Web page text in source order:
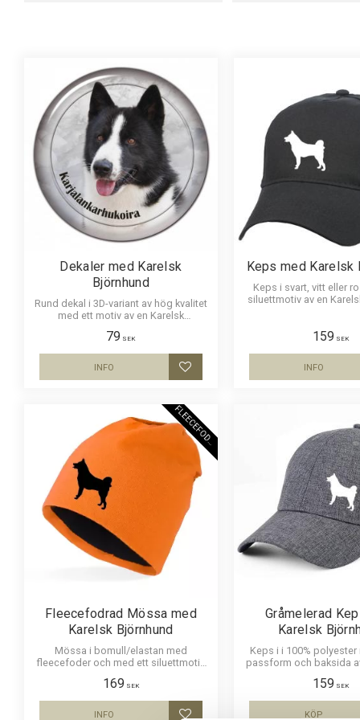
Dekaler med Karelsk
Björnhund
Rund dekal i 3D-variant av hög kvalitet
med ett motiv av en Karelsk
15 cm och 30 cm i diameter.
79 SEK
Lägg till i favoriter
INFO
Keps med Karelsk
Keps i svart, vitt eller
siluettmotiv av en
159 SEK
INFO
Fleecefodrad Mössa med
Karelsk Björnhund
Mössa i bomull/elastan med
fleecefoder och med ett siluettmotiv
finns i flera färger.
169 SEK
F
L
E
E
C
E
F
O
D
E
R
INFO
Gråmelerad
Karelsk
Keps i i 100%
passform och baksida
Luftig och skön
159 SEK
KÖP